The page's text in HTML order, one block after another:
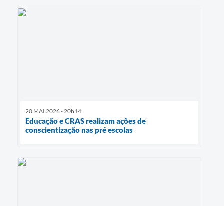
20 MAI 2026 - 20h14
Educação e CRAS realizam ações de
conscientização nas pré escolas